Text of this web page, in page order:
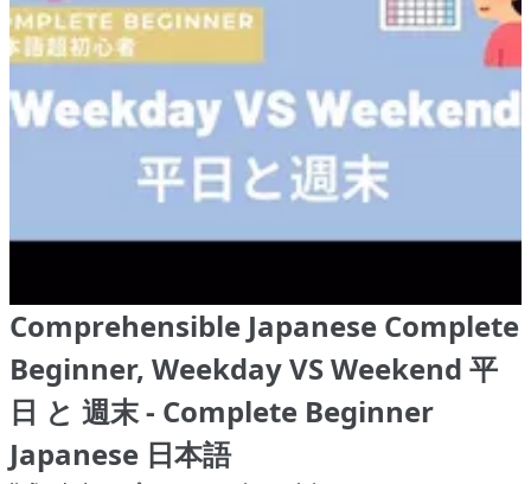
Comprehensible Japanese Complete
Beginner, Weekday VS Weekend 平
日 と 週末 - Complete Beginner
Japanese 日本語